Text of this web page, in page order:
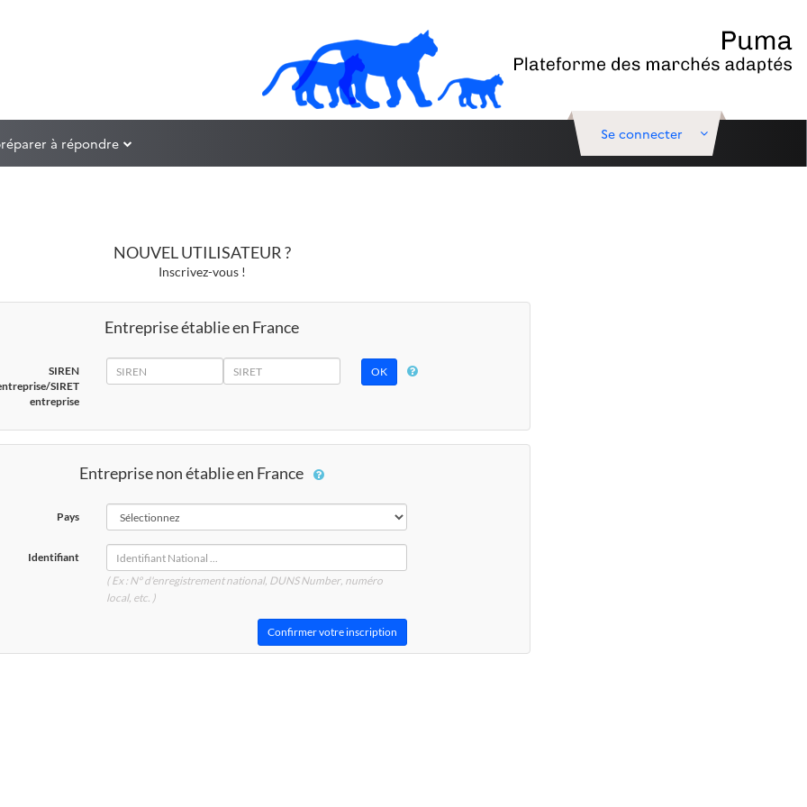
Se connecter
à répondre
NOUVEL UTILISATEUR ?
Inscrivez-vous !
Entreprise établie en France
SIREN
SIRET
entreprise
SIREN
SIRET
Entreprise non établie en France
Pays
Identifiant
( Ex : N° d'enregistrement national, DUNSNumber, numéro
local, etc. )